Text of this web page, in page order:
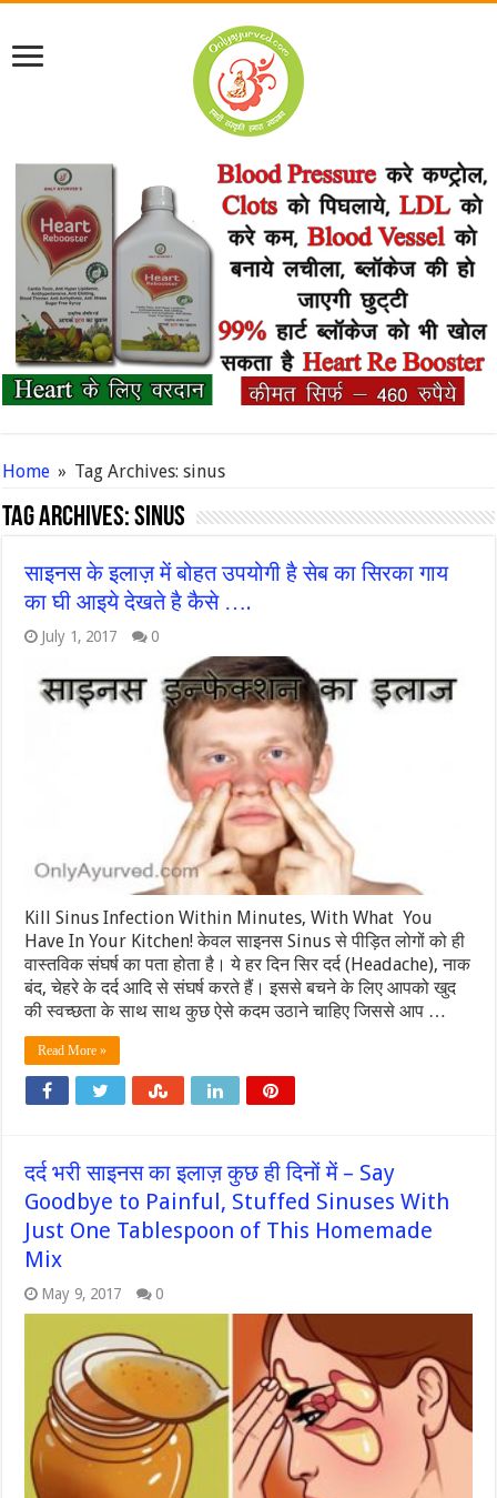
Home » Tag Archives: sinus
Tag Archives:sinus
साइनस के इलाज़ में बोहत उपयोगी है सेब का सिरका गाय
का घी आइये देखते है कैसे ….
July 1, 2017 0
Kill Sinus Infection Within Minutes, With What You
Have In Your Kitchen! केवल साइनस Sinus से पीड़ित लोगों को ही
वास्तविक संघर्ष का पता होता है। ये हर दिन सिर दर्द (Headache), नाक
बंद, चेहरे के दर्द आदि से संघर्ष करते हैं। इससे बचने के लिए आपको खुद
की स्वच्छता के साथ साथ कुछ ऐसे कदम उठाने चाहिए जिससे आप …
Read More »
दर्द भरी साइनस का इलाज़ कुछ ही दिनों में – Say
Goodbye to Painful, Stuffed Sinuses With
Just One Tablespoon of This Homemade
Mix
May 9, 2017 0